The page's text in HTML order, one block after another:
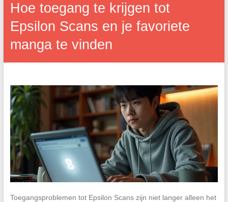
Hoe toegang te krijgen tot
Epsilon Scans en je favoriete
manga te vinden
Toegangsproblemen tot Epsilon Scans zijn niet langer alleen het